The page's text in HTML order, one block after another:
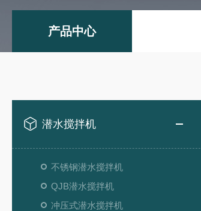
产品中心
潜水搅拌机
不锈钢潜水搅拌机
QJB潜水搅拌机
冲压式潜水搅拌机